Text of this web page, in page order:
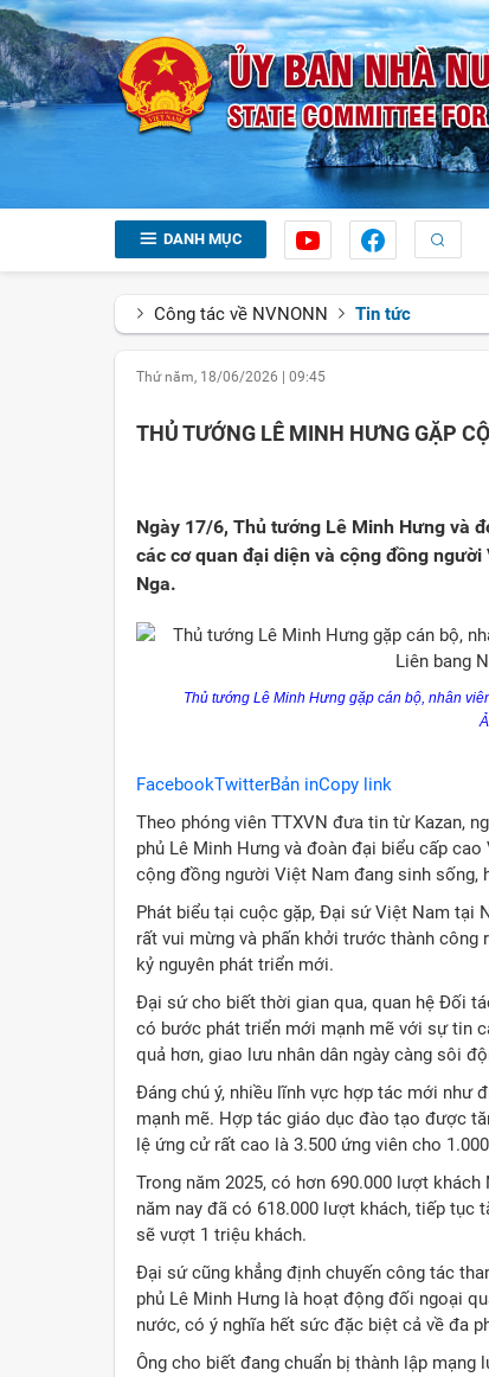
DANH MỤC
Công tác về NVNONN Tin tức
Thứ năm, 18/06/2026 09:45
THỦ TƯỚNG LÊ MINH HƯNG GẶP
Ngày 17/6, Thủ tướng Lê Minh Hưng và
các cơ quan đại diện và cộng đồng
Nga.
Thủ tướng Lê Minh Hưng gặp cán bộ, nhân
FacebookTwitterBản inCopy link
Theo phóng viên TTXVN đưa tin từ Kazan,
phủ Lê Minh Hưng và đoàn đại biểu cấp
cộng đồng người Việt Nam đang sinh sống,
Phát biểu tại cuộc gặp, Đại sứ Việt Nam tại
rất vui mừng và phấn khởi trước thành
kỷ nguyên phát triển mới.
Đại sứ cho biết thời gian qua, quan hệ Đối
có bước phát triển mới mạnh mẽ với sự tin
quả hơn, giao lưu nhân dân ngày càng sôi
Đáng chú ý, nhiều lĩnh vực hợp tác mới như
mạnh mẽ. Hợp tác giáo dục đào tạo được
lệ ứng cử rất cao là 3.500 ứng viên cho
Trong năm 2025, có hơn 690.000 lượt
năm nay đã có 618.000 lượt khách, tiếp tục
sẽ vượt 1 triệu khách.
Đại sứ cũng khẳng định chuyến công tác
phủ Lê Minh Hưng là hoạt động đối ngoại
nước, có ý nghĩa hết sức đặc biệt cả về đa
Ông cho biết đang chuẩn bị thành lập